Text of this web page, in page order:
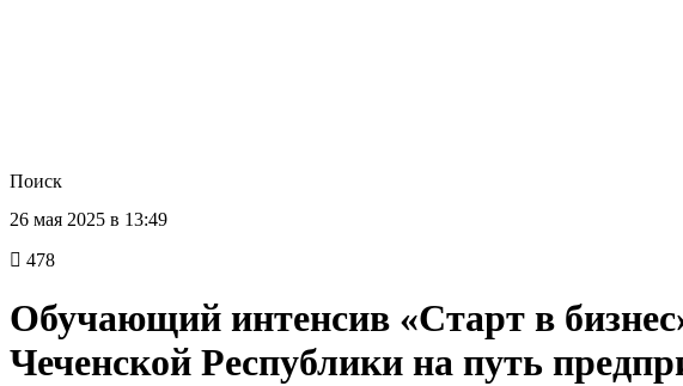
Поиск
26 мая 2025 в 13:49
478
Обучающий интенсив «Старт в
Чеченской Республики на путь